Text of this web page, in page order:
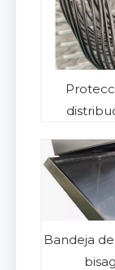
Bandeja